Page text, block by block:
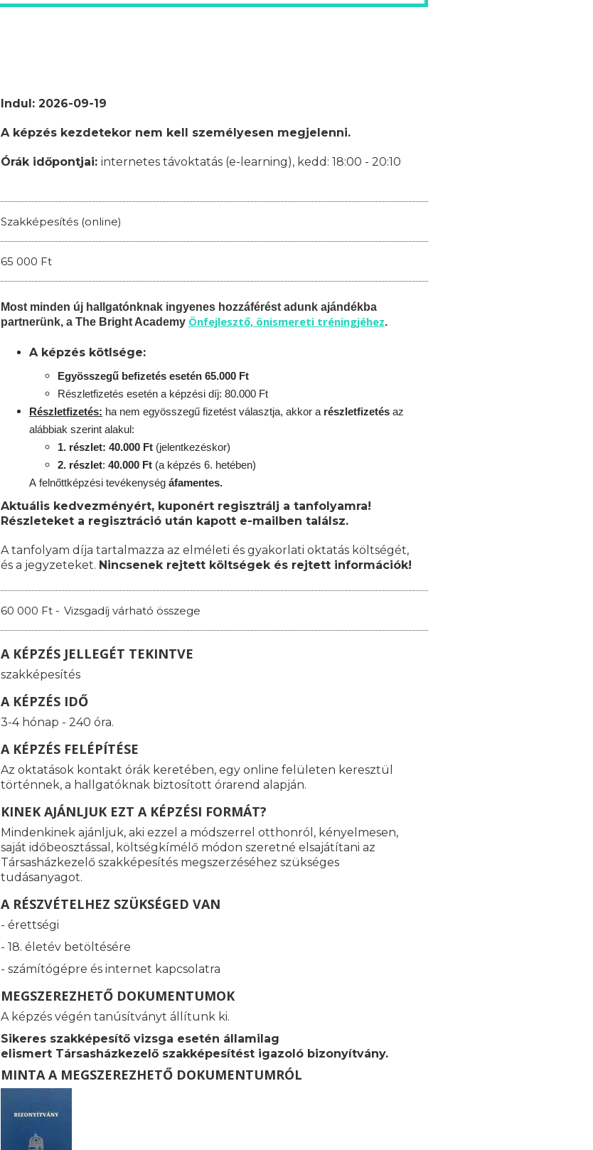
Indul: 2026-09-19
A képzés kezdetekor nem kell személyesen megjelenni.
Órák időpontjai: internetes távoktatás (e-learning), kedd: 18:00 - 20:10
Szakképesítés (online)
65 000 Ft
Most minden új hallgatónknak ingyenes hozzáférést adunk ajándékba
partnerünk, a The Bright Academy Önfejlesztő, önismereti tréningjéhez.
A képzés kötlsége:
Egyösszegű befizetés esetén 65.000 Ft
Részletfizetés esetén a képzési díj: 80.000 Ft
Részletfizetés: ha nem egyösszegű fizetést választja, akkor a részletfizetés az
alábbiak szerint alakul:
1. részlet: 40.000 Ft (jelentkezéskor)
2. részlet: 40.000 Ft (a képzés 6. hetében)
A felnőttképzési tevékenység áfamentes.
Aktuális kedvezményért, kuponért regisztrálj a tanfolyamra!
Részleteket a regisztráció után kapott e-mailben találsz.
A tanfolyam díja tartalmazza az elméleti és gyakorlati oktatás költségét,
és a jegyzeteket. Nincsenek rejtett költségek és rejtett információk!
60 000 Ft - Vizsgadíj várható összege
A KÉPZÉS JELLEGÉT TEKINTVE
szakképesítés
A KÉPZÉS IDŐ
3-4 hónap - 240 óra.
A KÉPZÉS FELÉPÍTÉSE
Az oktatások kontakt órák keretében, egy online felületen keresztül
történnek, a hallgatóknak biztosított órarend alapján.
KINEK AJÁNLJUK EZT A KÉPZÉSI FORMÁT?
Mindenkinek ajánljuk, aki ezzel a módszerrel otthonról, kényelmesen,
saját időbeosztással, költségkímélő módon szeretné elsajátítani az
Társasházkezelő szakképesítés megszerzéséhez szükséges
tudásanyagot.
A RÉSZVÉTELHEZ SZÜKSÉGED VAN
- érettségi
- 18. életév betöltésére
- számítógépre és internet kapcsolatra
MEGSZEREZHETŐ DOKUMENTUMOK
A képzés végén tanúsítványt állítunk ki.
Sikeres szakképesítő vizsga esetén államilag
elismert Társasházkezelő szakképesítést igazoló bizonyítvány.
MINTA A MEGSZEREZHETŐ DOKUMENTUMRÓL